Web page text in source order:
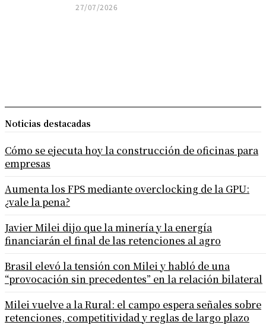
27/07/2026
Noticias destacadas
Cómo se ejecuta hoy la construcción de oficinas para
empresas
Aumenta los FPS mediante overclocking de la GPU:
¿vale la pena?
Javier Milei dijo que la minería y la energía
financiarán el final de las retenciones al agro
Brasil elevó la tensión con Milei y habló de una
“provocación sin precedentes” en la relación bilateral
Milei vuelve a la Rural: el campo espera señales sobre
retenciones, competitividad y reglas de largo plazo